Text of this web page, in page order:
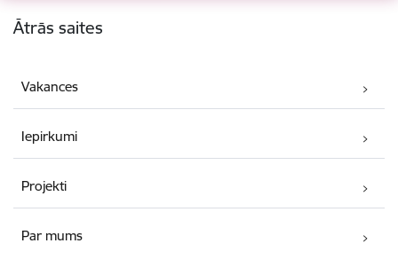
Kājene
Ātrās saites
Vakances
Iepirkumi
Projekti
Par mums